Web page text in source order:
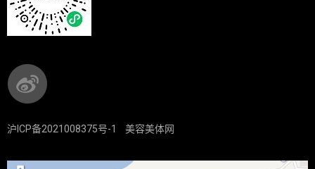
沪ICP备2021008375号-1 美容美体网